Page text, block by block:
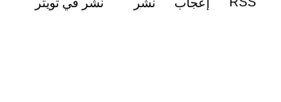
إعجاب نشر نشر في تويتر